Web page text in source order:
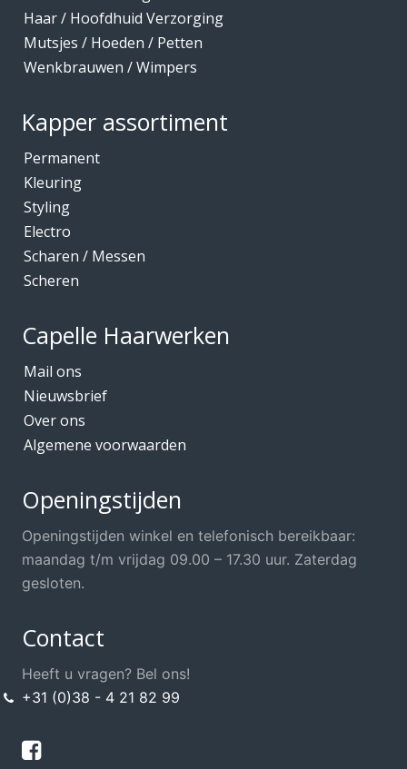
Haar / Hoofdhuid Verzorging
Mutsjes / Hoeden / Petten
Wenkbrauwen / Wimpers
Kapper assortiment
Permanent
Kleuring
Styling
Electro
Scharen / Messen
Scheren
Capelle Haarwerken
Mail ons
Nieuwsbrief
Over ons
Algemene voorwaarden
Openingstijden
Openingstijden winkel en telefonisch bereikbaar:
maandag t/m vrijdag 09.00 – 17.30 uur. Zaterdag
gesloten.
Contact
Heeft u vragen? Bel ons!
+31 (0)38 - 4 21 82 99